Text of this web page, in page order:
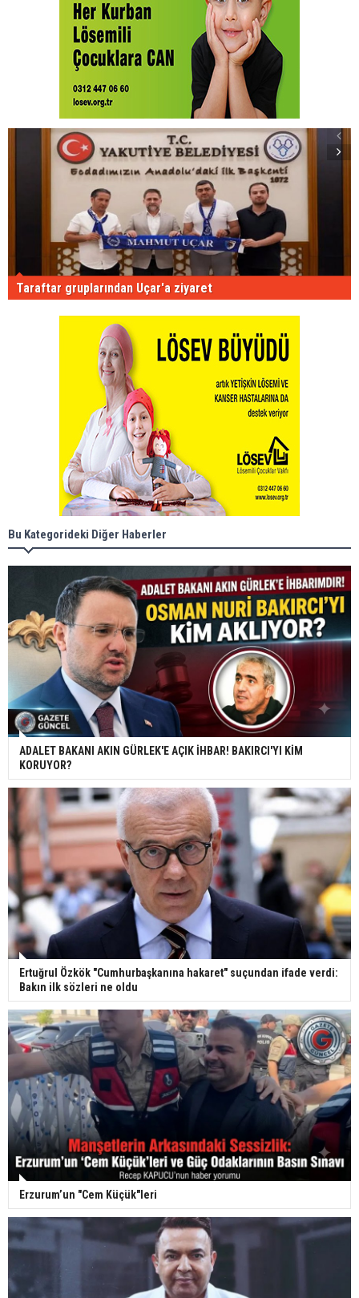
Taraftar gruplarından Uçar'a ziyaret
Bu Kategorideki Diğer Haberler
ADALET BAKANI AKIN GÜRLEK'E AÇIK İHBAR! BAKIRCI'YI KİM
KORUYOR?
Ertuğrul Özkök "Cumhurbaşkanına hakaret" suçundan ifade verdi:
Bakın ilk sözleri ne oldu
Erzurum’un "Cem Küçük"leri